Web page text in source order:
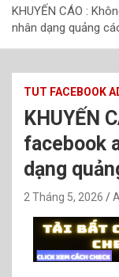
KHUYẾN CÁO :
nhân dạng quảng
TUT FACEBOOK
KHUYẾN
facebook
dạng
2 Tháng 5, 2026